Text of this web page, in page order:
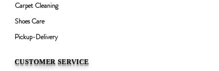
Carpet Cleaning
Shoes Care
Pickup-Delivery
CUSTOMER SERVICE